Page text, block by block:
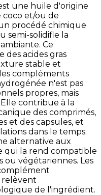
une huile d'origine
et/ou de
procédé chimique
semi-solidifie la
Ce
acides gras
stable et
compléments
n'est pas
propres, mais
contribue à la
des comprimés,
et des capsules, et
dans le temps.
alternative aux
qui la rend compatible
ou végétariennes. Les
relèvent
de l'ingrédient.